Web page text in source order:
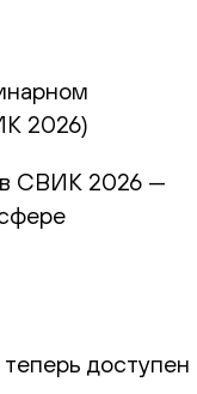
2026)
в СВИК 2026 —
доступен